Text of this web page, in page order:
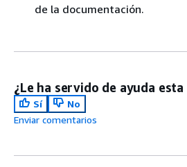
de la documentación.
¿Le ha servido de ayuda esta
Sí
No
Enviar comentarios